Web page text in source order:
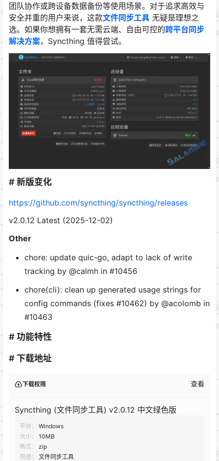
团队协作或跨设备数据备份等使用场景。对于追求高效与
安全并重的用户来说，这款文件同步工具 无疑是理想之
选。如果你想拥有一套无需云端、自由可控的跨平台同步
解决方案，Syncthing 值得尝试。
# 新版变化
https://github.com/syncthing/syncthing/releases
v2.0.12 Latest (2025-12-02)
Other
chore: update quic-go, adapt to lack of write
tracking by @calmh in #10456
chore(cli): clean up generated usage strings for
config commands (fixes #10462) by @acolomb in
#10463
# 功能特性
# 下载地址
下载权限 查看
Syncthing (文件同步工具) v2.0.12 中文绿色版
平台：
Windows
大小：
10MB
格式：
zip
用途：
文件同步工具